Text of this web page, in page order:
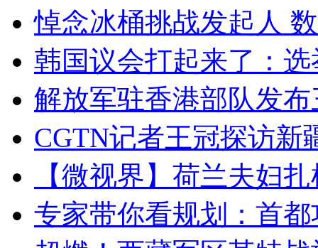
悼念冰桶挑战发起人
韩国议会打起来了：
解放军驻香港部队发
CGTN记者王冠探访新
【微视界】荷兰夫妇
专家带你看规划：首